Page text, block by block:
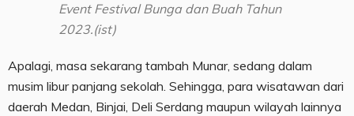
Event Festival Bunga dan Buah Tahun
2023.(ist)
Apalagi, masa sekarang tambah Munar, sedang dalam
musim libur panjang sekolah. Sehingga, para wisatawan dari
daerah Medan, Binjai, Deli Serdang maupun wilayah lainnya